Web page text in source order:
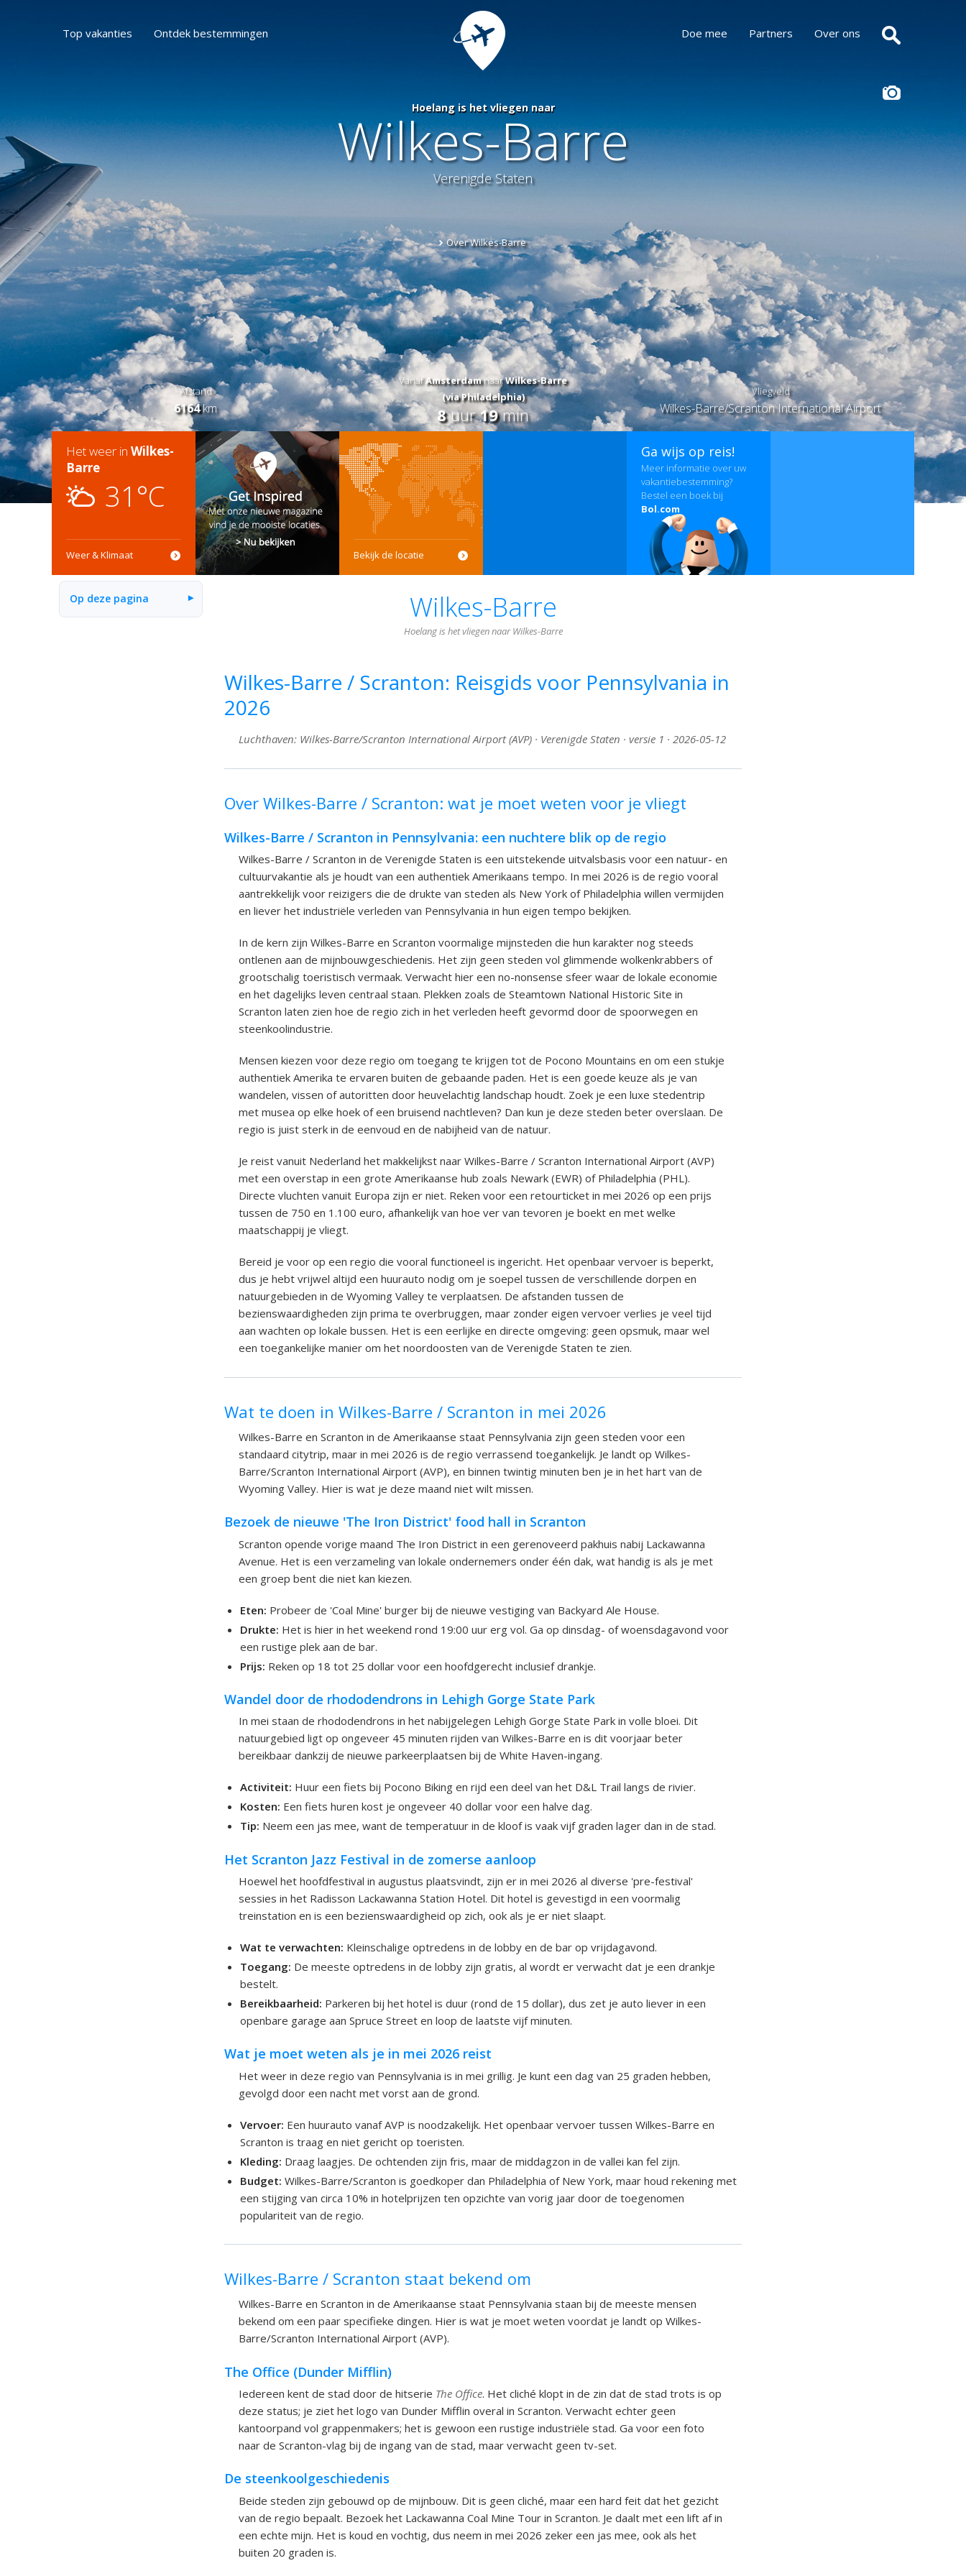
Top vakanties Ontdek bestemmingen Doe mee Partners Over ons
Hoelang is het vliegen naar
Wilkes-Barre
Verenigde Staten
Over Wilkes-Barre
Afstand
6164km
VanafAmsterdamnaarWilkes-Barre
(via Philadelphia)
8uur19min
Vliegveld
Wilkes-Barre/Scranton International Airport
Het weer in Wilkes-
Barre
31°C
Weer & Klimaat Bekijk de locatie
Ga wijs op reis!
Meer informatie over uw
vakantiebestemming?
Bestel een boek bij
Bol.com
Op deze pagina ▾ Wilkes-Barre
Hoelang is het vliegen naar Wilkes-Barre
Wilkes-Barre / Scranton: Reisgids voor Pennsylvania in
2026
Luchthaven: Wilkes-Barre/Scranton International Airport (AVP) · Verenigde Staten · versie 1 · 2026-05-12
Over Wilkes-Barre / Scranton: wat je moet weten voor je vliegt
Wilkes-Barre / Scranton in Pennsylvania: een nuchtere blik op de regio
Wilkes-Barre / Scranton in de Verenigde Staten is een uitstekende uitvalsbasis voor een natuur- en
cultuurvakantie als je houdt van een authentiek Amerikaans tempo. In mei 2026 is de regio vooral
aantrekkelijk voor reizigers die de drukte van steden als New York of Philadelphia willen vermijden
en liever het industriële verleden van Pennsylvania in hun eigen tempo bekijken.
In de kern zijn Wilkes-Barre en Scranton voormalige mijnsteden die hun karakter nog steeds
ontlenen aan de mijnbouwgeschiedenis. Het zijn geen steden vol glimmende wolkenkrabbers of
grootschalig toeristisch vermaak. Verwacht hier een no-nonsense sfeer waar de lokale economie
en het dagelijks leven centraal staan. Plekken zoals de Steamtown National Historic Site in
Scranton laten zien hoe de regio zich in het verleden heeft gevormd door de spoorwegen en
steenkoolindustrie.
Mensen kiezen voor deze regio om toegang te krijgen tot de Pocono Mountains en om een stukje
authentiek Amerika te ervaren buiten de gebaande paden. Het is een goede keuze als je van
wandelen, vissen of autoritten door heuvelachtig landschap houdt. Zoek je een luxe stedentrip
met musea op elke hoek of een bruisend nachtleven? Dan kun je deze steden beter overslaan. De
regio is juist sterk in de eenvoud en de nabijheid van de natuur.
Je reist vanuit Nederland het makkelijkst naar Wilkes-Barre / Scranton International Airport (AVP)
met een overstap in een grote Amerikaanse hub zoals Newark (EWR) of Philadelphia (PHL).
Directe vluchten vanuit Europa zijn er niet. Reken voor een retourticket in mei 2026 op een prijs
tussen de 750 en 1.100 euro, afhankelijk van hoe ver van tevoren je boekt en met welke
maatschappij je vliegt.
Bereid je voor op een regio die vooral functioneel is ingericht. Het openbaar vervoer is beperkt,
dus je hebt vrijwel altijd een huurauto nodig om je soepel tussen de verschillende dorpen en
natuurgebieden in de Wyoming Valley te verplaatsen. De afstanden tussen de
bezienswaardigheden zijn prima te overbruggen, maar zonder eigen vervoer verlies je veel tijd
aan wachten op lokale bussen. Het is een eerlijke en directe omgeving: geen opsmuk, maar wel
een toegankelijke manier om het noordoosten van de Verenigde Staten te zien.
Wat te doen in Wilkes-Barre / Scranton in mei 2026
Wilkes-Barre en Scranton in de Amerikaanse staat Pennsylvania zijn geen steden voor een
standaard citytrip, maar in mei 2026 is de regio verrassend toegankelijk. Je landt op Wilkes-
Barre/Scranton International Airport (AVP), en binnen twintig minuten ben je in het hart van de
Wyoming Valley. Hier is wat je deze maand niet wilt missen.
Bezoek de nieuwe 'The Iron District' food hall in Scranton
Scranton opende vorige maand The Iron District in een gerenoveerd pakhuis nabij Lackawanna
Avenue. Het is een verzameling van lokale ondernemers onder één dak, wat handig is als je met
een groep bent die niet kan kiezen.
Eten: Probeer de 'Coal Mine' burger bij de nieuwe vestiging van Backyard Ale House.
Drukte: Het is hier in het weekend rond 19:00 uur erg vol. Ga op dinsdag- of woensdagavond voor
een rustige plek aan de bar.
Prijs: Reken op 18 tot 25 dollar voor een hoofdgerecht inclusief drankje.
Wandel door de rhododendrons in Lehigh Gorge State Park
In mei staan de rhododendrons in het nabijgelegen Lehigh Gorge State Park in volle bloei. Dit
natuurgebied ligt op ongeveer 45 minuten rijden van Wilkes-Barre en is dit voorjaar beter
bereikbaar dankzij de nieuwe parkeerplaatsen bij de White Haven-ingang.
Activiteit: Huur een fiets bij Pocono Biking en rijd een deel van het D&L Trail langs de rivier.
Kosten: Een fiets huren kost je ongeveer 40 dollar voor een halve dag.
Tip: Neem een jas mee, want de temperatuur in de kloof is vaak vijf graden lager dan in de stad.
Het Scranton Jazz Festival in de zomerse aanloop
Hoewel het hoofdfestival in augustus plaatsvindt, zijn er in mei 2026 al diverse 'pre-festival'
sessies in het Radisson Lackawanna Station Hotel. Dit hotel is gevestigd in een voormalig
treinstation en is een bezienswaardigheid op zich, ook als je er niet slaapt.
Wat te verwachten: Kleinschalige optredens in de lobby en de bar op vrijdagavond.
Toegang: De meeste optredens in de lobby zijn gratis, al wordt er verwacht dat je een drankje
bestelt.
Bereikbaarheid: Parkeren bij het hotel is duur (rond de 15 dollar), dus zet je auto liever in een
openbare garage aan Spruce Street en loop de laatste vijf minuten.
Wat je moet weten als je in mei 2026 reist
Het weer in deze regio van Pennsylvania is in mei grillig. Je kunt een dag van 25 graden hebben,
gevolgd door een nacht met vorst aan de grond.
Vervoer: Een huurauto vanaf AVP is noodzakelijk. Het openbaar vervoer tussen Wilkes-Barre en
Scranton is traag en niet gericht op toeristen.
Kleding: Draag laagjes. De ochtenden zijn fris, maar de middagzon in de vallei kan fel zijn.
Budget: Wilkes-Barre/Scranton is goedkoper dan Philadelphia of New York, maar houd rekening met
een stijging van circa 10% in hotelprijzen ten opzichte van vorig jaar door de toegenomen
populariteit van de regio.
Wilkes-Barre / Scranton staat bekend om
Wilkes-Barre en Scranton in de Amerikaanse staat Pennsylvania staan bij de meeste mensen
bekend om een paar specifieke dingen. Hier is wat je moet weten voordat je landt op Wilkes-
Barre/Scranton International Airport (AVP).
The Office (Dunder Mifflin)
Iedereen kent de stad door de hitserie The Office. Het cliché klopt in de zin dat de stad trots is op
deze status; je ziet het logo van Dunder Mifflin overal in Scranton. Verwacht echter geen
kantoorpand vol grappenmakers; het is gewoon een rustige industriële stad. Ga voor een foto
naar de Scranton-vlag bij de ingang van de stad, maar verwacht geen tv-set.
De steenkoolgeschiedenis
Beide steden zijn gebouwd op de mijnbouw. Dit is geen cliché, maar een hard feit dat het gezicht
van de regio bepaalt. Bezoek het Lackawanna Coal Mine Tour in Scranton. Je daalt met een lift af in
een echte mijn. Het is koud en vochtig, dus neem in mei 2026 zeker een jas mee, ook als het
buiten 20 graden is.